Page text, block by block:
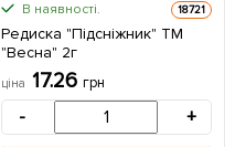
В наявності. 18721
Редиска "Підсніжник" ТМ
"Весна" 2г
ціна 17.26 грн
- +